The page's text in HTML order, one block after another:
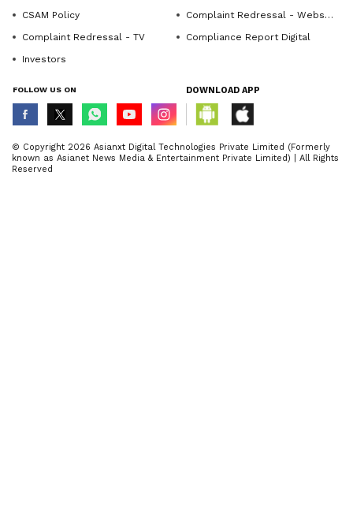
CSAM Policy
Complaint Redressal - Website
Complaint Redressal - TV
Compliance Report Digital
Investors
FOLLOW US ON DOWNLOAD APP
© Copyright 2026 Asianxt Digital Technologies Private Limited (Formerly
known as Asianet News Media & Entertainment Private Limited) | All Rights
Reserved